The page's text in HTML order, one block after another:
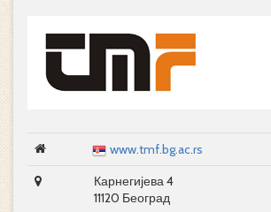
www.tmf.bg.ac.rs
Карнегијева 4
11120 Београд